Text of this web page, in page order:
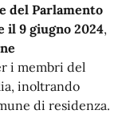
del Parlamento
il 9 giugno 2024,
i membri del
inoltrando
di residenza.